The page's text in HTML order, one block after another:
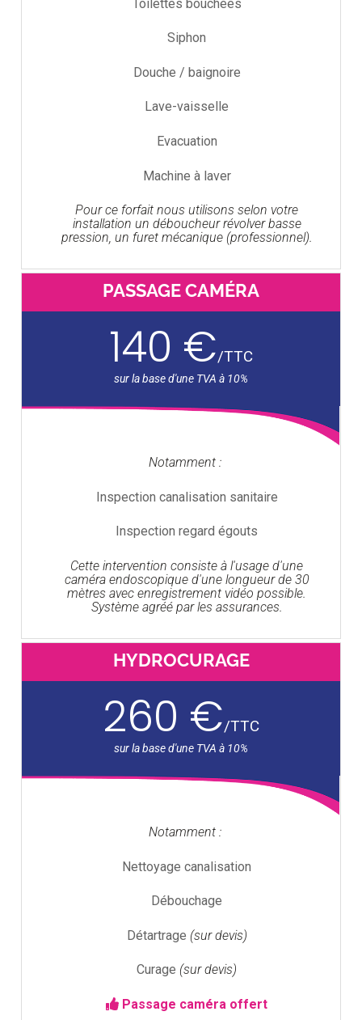
Toilettes bouchées
Siphon
Douche / baignoire
Lave-vaisselle
Evacuation
Machine à laver
Pour ce forfait nous utilisons selon votre
installation un déboucheur révolver basse
pression, un furet mécanique (professionnel).
PASSAGE CAMÉRA
140 €/TTC
Notamment :
Inspection canalisation sanitaire
Inspection regard égouts
Cette intervention consiste à l'usage d'une
caméra endoscopique d'une longueur de 30
mètres avec enregistrement vidéo possible.
Système agréé par les assurances.
HYDROCURAGE
260 €/TTC
Notamment :
Nettoyage canalisation
Débouchage
Détartrage (sur devis)
Curage (sur devis)
Passage caméra offert